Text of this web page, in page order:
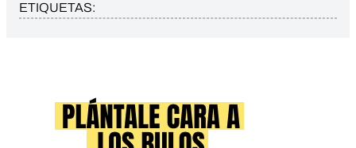
ETIQUETAS: